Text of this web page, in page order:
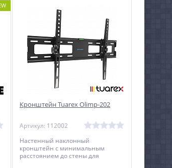
Кронштейн Tuarex Olimp-202
Артикул: 112002
Настенный наклонный
кронштейн с минимальным
расстоянием до стены для